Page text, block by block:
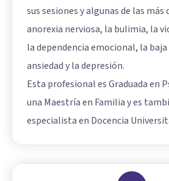
sus sesiones y algunas de las
anorexia nerviosa, la bulimia, la
la dependencia emocional, la
ansiedad y la depresión.
Esta profesional es Graduada en
una Maestría en Familia y es
especialista en Docencia